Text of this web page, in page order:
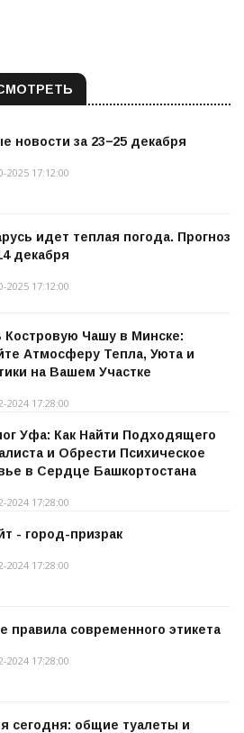
новости за 23−25 декабря
2025 17:12:00
идет теплая погода. Прогноз
декабря
2025 17:12:00
Костровую Чашу в Минске:
Атмосферу Тепла, Уюта и
на Вашем Участке
2024 17:28:00
Уфа: Как Найти Подходящего
и Обрести Психическое
в Сердце Башкортостана
2024 17:28:00
- город-призрак
2024 17:28:00
правила современного этикета
2024 17:28:00
сегодня: общие туалеты и